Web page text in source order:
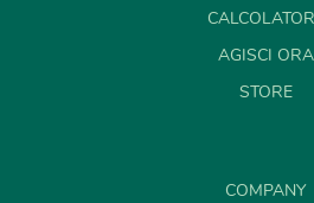
AGISCI ORA
STORE
COMPANY